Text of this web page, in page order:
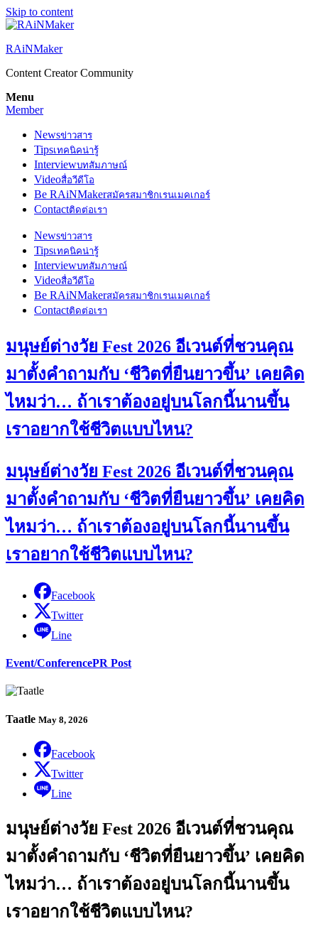
Skip to content
RAiNMaker
Content Creator Community
Menu
Member
Newsข่าวสาร
Tipsเทคนิคน่ารู้
Interviewบทสัมภาษณ์
Videoสื่อวีดีโอ
Be RAiNMakerสมัครสมาชิกเรนเมคเกอร์
Contactติดต่อเรา
Newsข่าวสาร
Tipsเทคนิคน่ารู้
Interviewบทสัมภาษณ์
Videoสื่อวีดีโอ
Be RAiNMakerสมัครสมาชิกเรนเมคเกอร์
Contactติดต่อเรา
มนุษย์ต่างวัย Fest 2026 อีเวนต์ที่ชวนคุณ
มาตั้งคำถามกับ ‘ชีวิตที่ยืนยาวขึ้น’ เคยคิด
ไหมว่า… ถ้าเราต้องอยู่บนโลกนี้นานขึ้น
เราอยากใช้ชีวิตแบบไหน?
มนุษย์ต่างวัย Fest 2026 อีเวนต์ที่ชวนคุณ
มาตั้งคำถามกับ ‘ชีวิตที่ยืนยาวขึ้น’ เคยคิด
ไหมว่า… ถ้าเราต้องอยู่บนโลกนี้นานขึ้น
เราอยากใช้ชีวิตแบบไหน?
Facebook
Twitter
Line
Event/ConferencePR Post
Taatle May 8, 2026
Facebook
Twitter
Line
มนุษย์ต่างวัย Fest 2026 อีเวนต์ที่ชวนคุณ
มาตั้งคำถามกับ ‘ชีวิตที่ยืนยาวขึ้น’ เคยคิด
ไหมว่า… ถ้าเราต้องอยู่บนโลกนี้นานขึ้น
เราอยากใช้ชีวิตแบบไหน?